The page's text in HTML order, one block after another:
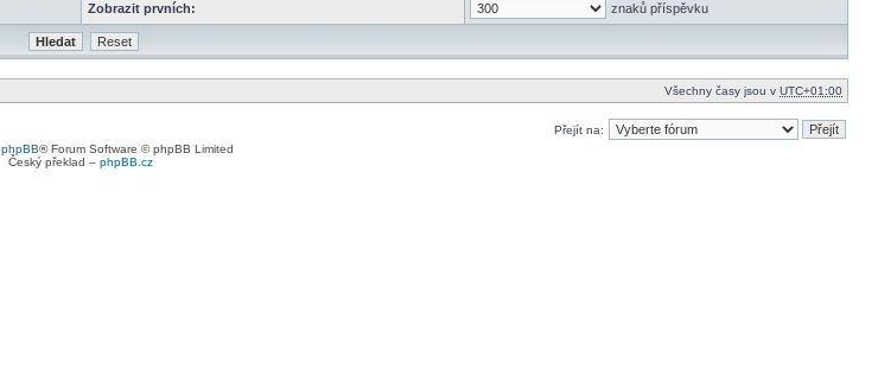
Zobrazit prvních: znaků příspěvku
Všechny časy jsou v UTC+01:00
Přejít na:
phpBB® Forum Software © phpBB Limited
Český překlad – phpBB.cz